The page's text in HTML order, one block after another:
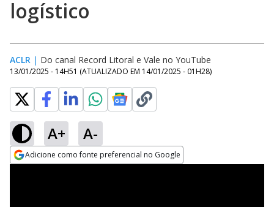
logístico
ACLR | Do canal Record Litoral e Vale no YouTube
13/01/2025 - 14H51 (ATUALIZADO EM 14/01/2025 - 01H28)
A+ A-
Adicione como fonte preferencial no Google